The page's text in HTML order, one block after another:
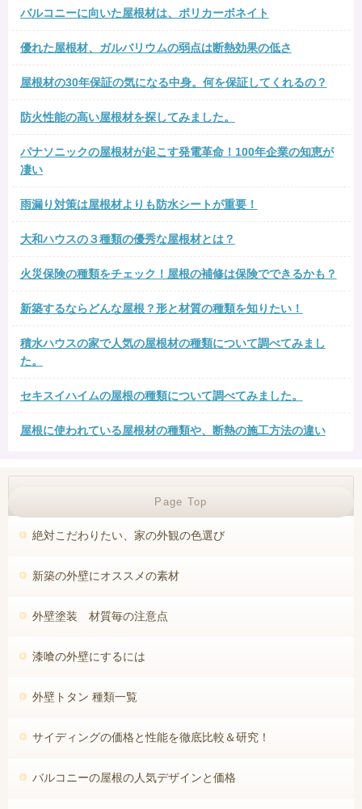
バルコニーに向いた屋根材は、ポリカーボネイト
優れた屋根材、ガルバリウムの弱点は断熱効果の低さ
屋根材の30年保証の気になる中身。何を保証してくれるの？
防火性能の高い屋根材を探してみました。
パナソニックの屋根材が起こす発電革命！100年企業の知恵が
凄い
雨漏り対策は屋根材よりも防水シートが重要！
大和ハウスの３種類の優秀な屋根材とは？
火災保険の種類をチェック！屋根の補修は保険でできるかも？
新築するならどんな屋根？形と材質の種類を知りたい！
積水ハウスの家で人気の屋根材の種類について調べてみまし
た。
セキスイハイムの屋根の種類について調べてみました。
屋根に使われている屋根材の種類や、断熱の施工方法の違い
Page Top
失敗しない新築外壁選び！
絶対こだわりたい、家の外観の色選び
新築の外壁にオススメの素材
外壁塗装 材質毎の注意点
漆喰の外壁にするには
外壁トタン 種類一覧
サイディングの価格と性能を徹底比較＆研究！
バルコニーの屋根の人気デザインと価格